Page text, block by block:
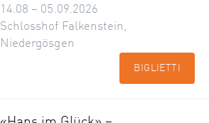
14.08 – 05.09.2026
Schlosshof Falkenstein,
Niedergösgen
BIGLIETTI